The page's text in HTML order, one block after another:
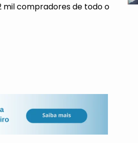
mil compradores de todo o